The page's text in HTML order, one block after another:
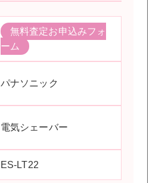
無料査定お申込みフォ
ーム
パナソニック
電気シェーバー
ES-LT22